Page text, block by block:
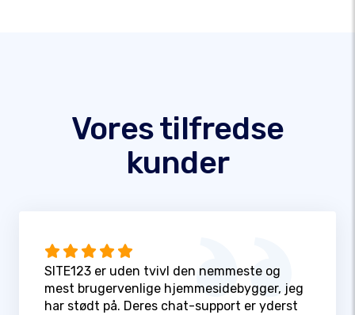
Vores tilfredse
kunder
SITE123 er uden tvivl den nemmeste og
mest brugervenlige hjemmesidebygger, jeg
har stødt på. Deres chat-support er yderst